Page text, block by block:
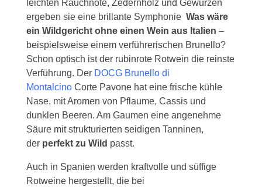
leichten Rauchnote, Zedernholz und Gewürzen
ergeben sie eine brillante Symphonie Was wäre
ein Wildgericht ohne einen Wein aus Italien –
beispielsweise einem verführerischen Brunello?
Schon optisch ist der rubinrote Rotwein die reinste
Verführung. Der DOCG Brunell o di
Montalcino Corte Pavone hat eine frische kühle
Nase, mit Aromen von Pflaume, Cassis und
dunklen Beeren. Am Gaumen eine angenehme
Säure mit strukturierten seidigen Tanninen,
der perfekt zu Wild passt.
Auch in Spanien werden kraftvolle und süffige
Rotweine hergestellt, die bei